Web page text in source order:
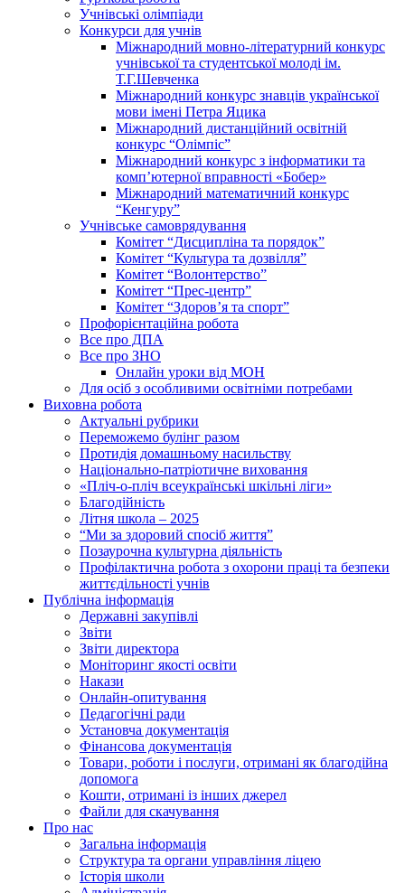
Учнівські олімпіади
Конкурси для учнів
Мiжнародний мовно-літературний конкурс
учнiвської та студентської молодi iм.
Т.Г.Шевченка
Міжнародний конкурс знавців української
мови імені Петра Яцика
Міжнародний дистанційний освітній
конкурс “Олімпіс”
Міжнародний конкурс з інформатики та
комп’ютерної вправності «Бобер»
Міжнародний математичний конкурс
“Кенгуру”
Учнівське самоврядування
Комітет “Дисципліна та порядок”
Комітет “Культура та дозвілля”
Комітет “Волонтерство”
Комітет “Прес-центр”
Комітет “Здоров’я та спорт”
Профорієнтаційна робота
Все про ДПА
Все про ЗНО
Онлайн уроки від МОН
Для осіб з особливими освітніми потребами
Виховна робота
Актуальні рубрики
Переможемо булінг разом
Протидія домашньому насильству
Національно-патріотичне виховання
«Пліч-о-пліч всеукраїнські шкільні ліги»
Благодійність
Літня школа – 2025
“Ми за здоровий спосіб життя”
Позаурочна культурна діяльність
Профілактична робота з охорони праці та безпеки
життєдільності учнів
Публічна інформація
Державні закупівлі
Звіти
Звіти директора
Моніторинг якості освіти
Накази
Онлайн-опитування
Педагогічні ради
Установча документація
Фінансова документація
Товари, роботи і послуги, отримані як благодійна
допомога
Кошти, отримані із інших джерел
Файли для скачування
Про нас
Загальна інформація
Структура та органи управління ліцею
Історія школи